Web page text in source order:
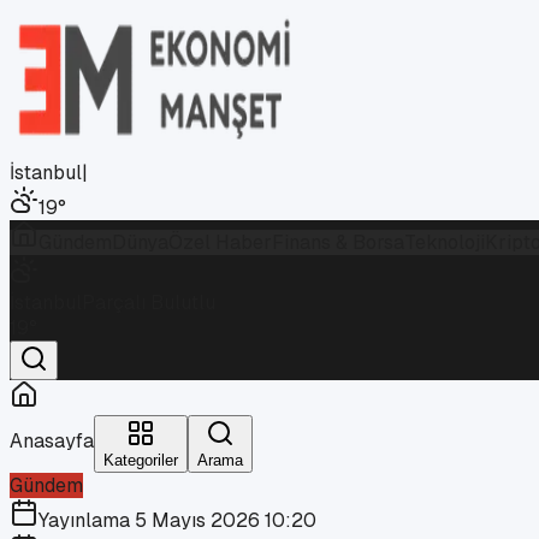
İstanbul|
19°
Anasayfa
Kategoriler Arama
Gündem
Yayınlama 5 Mayıs 2026 10:20